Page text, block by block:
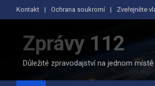
to
Kontakt Ochrana soukromí Zveřejněte
Zprávy 112
Důležité zpravodajství na jednom místě